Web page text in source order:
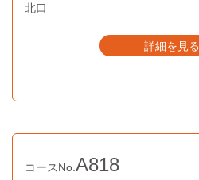
北口
詳細を見る
コースNo. A818